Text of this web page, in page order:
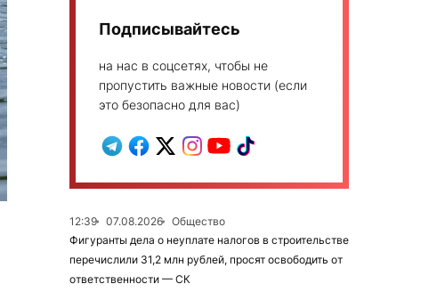
Подписывайтесь
на нас в соцсетях, чтобы не
пропустить важные новости (если
это безопасно для вас)
12:39 07.08.2026
Общество
Фигуранты дела о неуплате налогов в строительстве
перечислили 31,2 млн рублей, просят освободить от
ответственности — СК